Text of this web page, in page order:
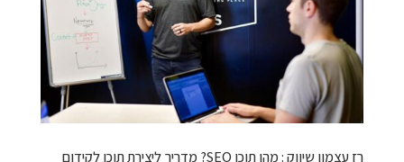
רז עצמון שיווק : מהו תוכן SEO? מדריך ליצירת תוכן לקידום